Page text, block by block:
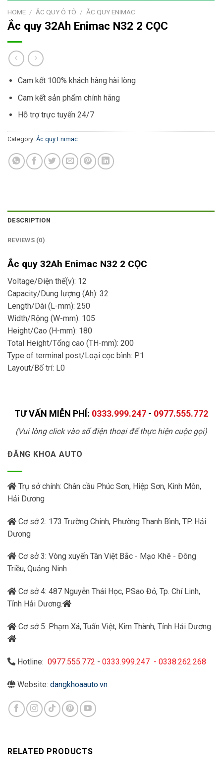
HOME / ẮC QUY Ô TÔ / ẮC QUY ENIMAC
Ắc quy 32Ah Enimac N32 2 CỌC
Cam kết 100% khách hàng hài lòng
Cam kết sản phẩm chính hãng
Hỗ trợ trực tuyến 24/7
Category: Ắc quy Enimac
DESCRIPTION
REVIEWS (0)
Ắc quy 32Ah Enimac N32 2 CỌC
Voltage/Điện thế(v): 12
Capacity/Dung lượng (Ah): 32
Length/Dài (L-mm): 250
Width/Rộng (W-mm): 105
Height/Cao (H-mm): 180
Total Height/Tổng cao (TH-mm): 200
Type of terminal post/Loại cọc bình: P1
Layout/Bố trí: L0
TƯ VẤN MIỄN PHÍ: 0333.999.247- 0977.555.772
(Vui lòng click vào số điện thoại để thực hiện cuộc gọi)
ĐĂNG KHOA AUTO
Trụ sở chính: Chân cầu Phúc Sơn, Hiệp Sơn, Kinh Môn,
Hải Dương
Cơ sở 2: 173 Trường Chinh, Phường Thanh Bình, TP. Hải
Dương
Cơ sở 3: Vòng xuyến Tân Việt Bắc - Mạo Khê - Đông
Triều, Quảng Ninh
Cơ sở 4: 487 Nguyễn Thái Học, P.Sao Đỏ, Tp. Chí Linh,
Tỉnh Hải Dương.
Cơ sở 5: Phạm Xá, Tuấn Việt, Kim Thành, Tỉnh Hải Dương.
Hotline: 0977.555.772 - 0333.999.247 - 0338.262.268
Website: dangkhoaauto.vn
RELATED PRODUCTS